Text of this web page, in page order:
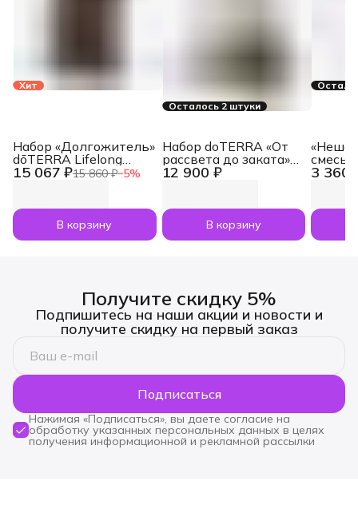
Хит
15 067 ₽15 860 ₽−5%
Набор «Долгожитель»
dōTERRA Lifelong
Vitality Pack, 3x120
В корзину
Осталось 2 штуки
12 900 ₽
Набор doTERRA «От
рассвета до заката»
увлажнитель воздуха
по 5 мл
В корзину
3 360
смесь
Получите скидку 5%
Подпишитесь на наши акции и новости и
получите скидку на первый заказ
Подписаться
Нажимая «Подписаться», вы даете согласие на
обработку указанных персональных данных в целях
получения информационной и рекламной рассылки